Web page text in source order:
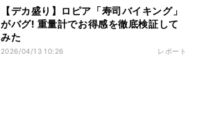
【デカ盛り】ロピア「寿司バイキング」
がバグ! 重量計でお得感を徹底検証して
みた
2026/04/13 10:26 レポート